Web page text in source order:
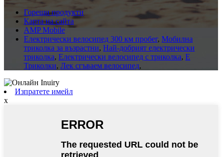
Горещи продукти
Карта на сайта
AMP Mobile
Електрически велосипед 300 км пробег, Мобилна
триколка за възрастни, Най-добрият електрически
триколка, Електрически велосипед с триколка, E
Триколки, Лек сгъваем велосипед,
Изпратете имейл
x